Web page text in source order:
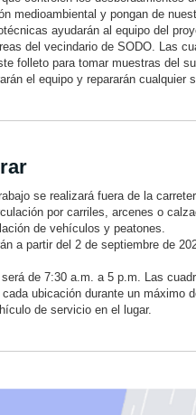
medioambiental y pongan de
ayudarán al equipo del
del vecindario de SODO. Las
folleto para tomar muestras del
el equipo y repararán cualquier
se realizará fuera de la
por carriles, arcenes o
de vehículos y peatones.
a partir del 2 de septiembre de
de 7:30 a.m. a 5 p.m. Las
ubicación durante un máximo
de servicio en el lugar.